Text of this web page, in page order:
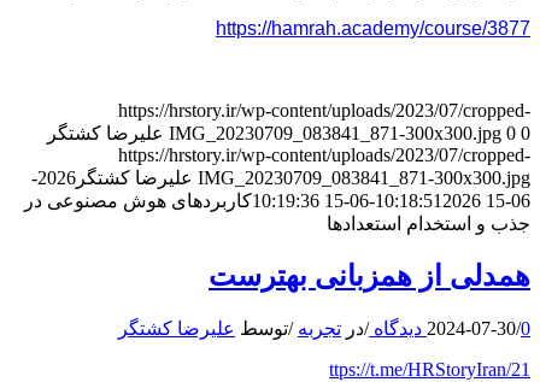
https://hamrah.academy/course/3877
https://hrstory.ir/wp-content/uploads/2023/07/cropped-
IMG_20230709_083841_871-300x300.jpg 0 0
علیرضا کشتگر
https://hrstory.ir/wp-content/uploads/2023/07/cropped-
IMG_20230709_083841_871-300x300.jpg علیرضا کشتگر
2026-
06-15 10:18:51
2026-06-15 10:19:36
کاربردهای هوش مصنوعی در
جذب و استخدام استعدادها
همدلی از همزبانی بهترست
2024-07-30/0 دیدگاه /در تجربه /توسط علیرضا کشتگر
ttps://t.me/HRStoryIran/21